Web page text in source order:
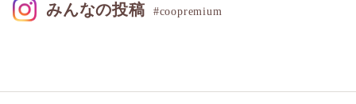
みんなの投稿 #coopremium